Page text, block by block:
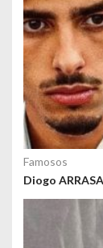
Famosos
Diogo